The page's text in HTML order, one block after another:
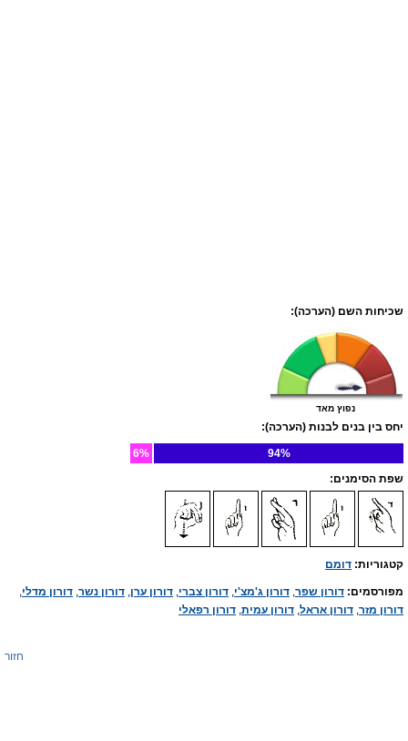
שכיחות השם (הערכה):
נפוץ מאד
יחס בין בנים לבנות (הערכה):
94%
6%
שפת הסימנים:
קטגוריות: דומם
מפורסמים: דורון שפר, דורון ג'מצ'י, דורון צברי, דורון ערן, דורון נשר, דורון מדלי,
דורון מזר, דורון אראל, דורון עמית, דורון רפאלי
חזור